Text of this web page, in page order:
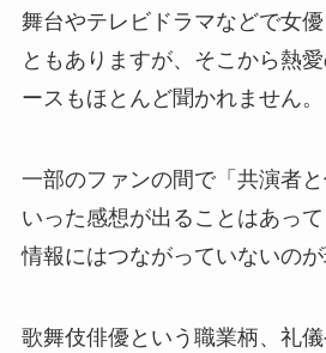
舞台やテレビドラマなどで女
ともありますが、そこから熱
ースもほとんど聞かれません。
一部のファンの間で「共演者
いった感想が出ることはあっ
情報にはつながっていないのが
歌舞伎俳優という職業柄、礼